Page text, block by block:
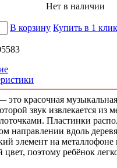
Нет в наличии
В корзину Купить в 1 клик
красочная
звук извлекается из
Пластинки
направлении вдоль
элемент на металлофоне
цвет, поэтому ребёнок